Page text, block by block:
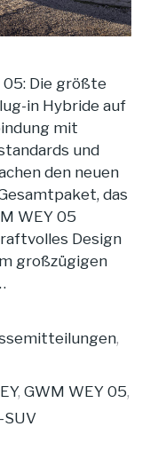
05: Die größte
in Hybride auf
mit
und
den neuen
das
WEY 05
Design
großzügigen
,
,GWM WEY 05,